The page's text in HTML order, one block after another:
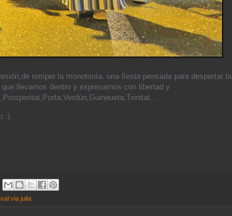
romper la monotonía, una fiesta pensada para despertar la
llevamos dentro y expresarnos con libertad y
:)
via julia